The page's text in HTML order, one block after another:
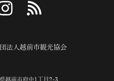
instagram
法人越前市観光協会
越前市府中1丁目2-3